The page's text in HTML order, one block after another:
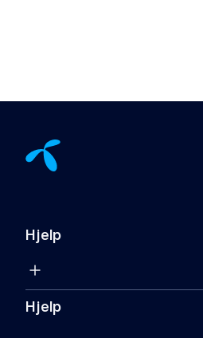
Hjelp
Hjelp